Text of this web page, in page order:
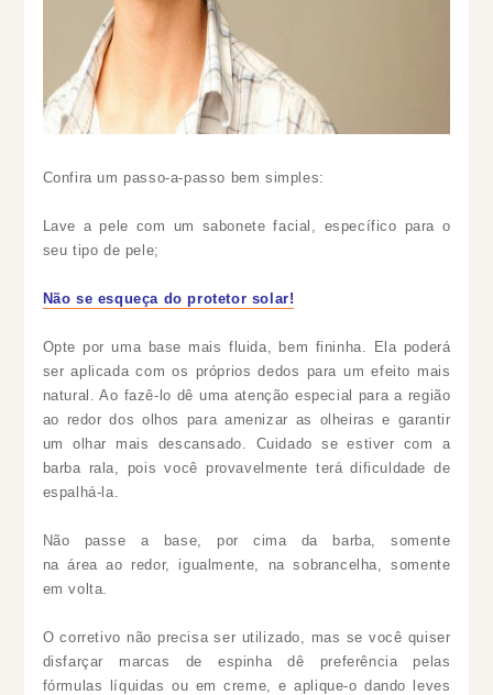
Confira um passo-a-passo bem simples:
Lave a pele com um sabonete facial, específico para o
seu tipo de pele;
Não se esqueça do protetor solar!
Opte por uma base mais fluida, bem fininha. Ela poderá
ser aplicada com os próprios dedos para um efeito mais
natural. Ao fazê-lo dê uma atenção especial para a região
ao redor dos olhos para amenizar as olheiras e garantir
um olhar mais descansado. Cuidado se estiver com a
barba rala, pois você provavelmente terá dificuldade de
espalhá-la.
Não passe a base, por cima da barba, somente
naárea ao redor, igualmente, nasobrancelha , somente
em volta.
O corretivo não precisa ser utilizado, mas se você quiser
disfarçar marcas de espinha dê preferência pelas
fórmulas líquidas ou em creme, e aplique-o dando leves